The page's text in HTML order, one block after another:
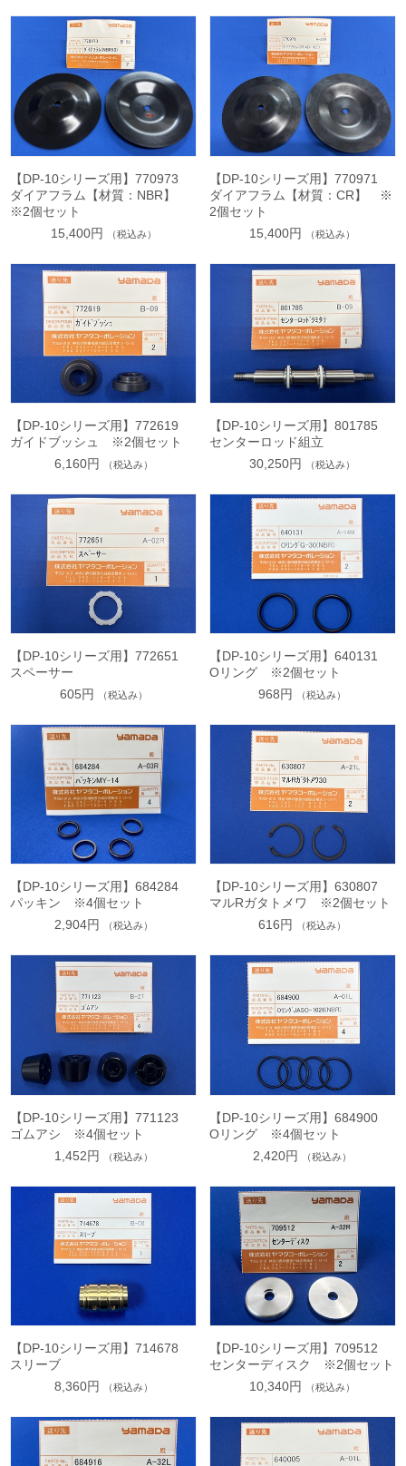
【DP-10シリーズ用】770973
ダイアフラム【材質：NBR】
※2個セット
15,400円
（税込み）
【DP-10シリーズ用】770971
ダイアフラム【材質：CR】 ※
2個セット
15,400円
（税込み）
【DP-10シリーズ用】772619
ガイドブッシュ ※2個セット
6,160円
（税込み）
【DP-10シリーズ用】801785
センターロッド組立
30,250円
（税込み）
【DP-10シリーズ用】772651
スペーサー
605円
（税込み）
【DP-10シリーズ用】640131
Oリング ※2個セット
968円
（税込み）
【DP-10シリーズ用】684284
パッキン ※4個セット
2,904円
（税込み）
【DP-10シリーズ用】630807
マルRガタトメワ ※2個セット
616円
（税込み）
【DP-10シリーズ用】771123
ゴムアシ ※4個セット
1,452円
（税込み）
【DP-10シリーズ用】684900
Oリング ※4個セット
2,420円
（税込み）
【DP-10シリーズ用】714678
スリーブ
8,360円
（税込み）
【DP-10シリーズ用】709512
センターディスク ※2個セット
10,340円
（税込み）